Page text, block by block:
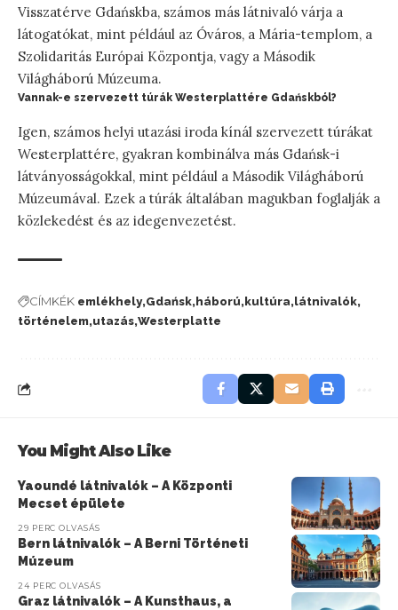
Visszatérve Gdańskba, számos más látnivaló várja a
látogatókat, mint például az Óváros, a Mária-templom, a
Szolidaritás Európai Központja, vagy a Második
Világháború Múzeuma.
Vannak-e szervezett túrák Westerplattére Gdańskból?
Igen, számos helyi utazási iroda kínál szervezett túrákat
Westerplattére, gyakran kombinálva más Gdańsk-i
látványosságokkal, mint például a Második Világháború
Múzeumával. Ezek a túrák általában magukban foglalják a
közlekedést és az idegenvezetést.
CÍMKÉK emlékhely Gdańsk háború kultúra látnivalók
történelem utazás Westerplatte
You Might Also Like
Yaoundé látnivalók – A Központi
Mecset épülete
29 PERC OLVASÁS
Bern látnivalók – A Berni Történeti
Múzeum
24 PERC OLVASÁS
Graz látnivalók – A Kunsthaus, a